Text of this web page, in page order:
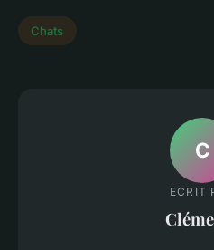
Chats
C
ECRIT